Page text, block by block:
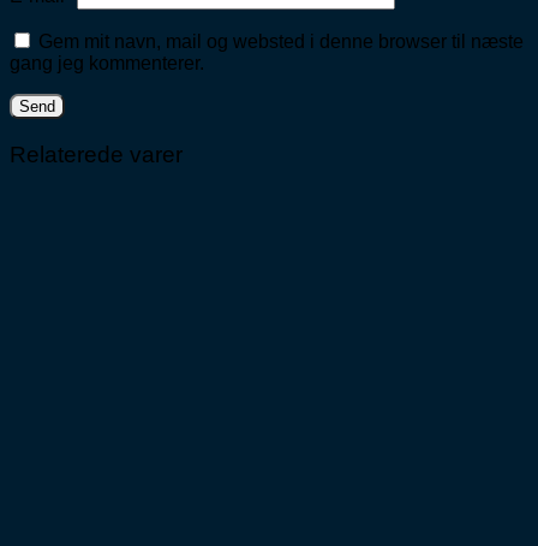
Gem mit navn, mail og websted i denne browser til næste
gang jeg kommenterer.
Relaterede varer